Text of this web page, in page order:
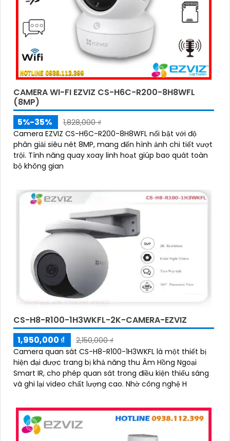
CAMERA WI-FI EZVIZ CS-H6C-R200-8H8WFL
(8MP)
5%-35%
1,828,000 ₫
Camera EZVIZ CS-H6C-R200-8H8WFL nổi bật với độ
phân giải siêu nét 8MP, mang đến hình ảnh chi tiết vượt
trội. Tính năng quay xoay linh hoạt giúp bao quát toàn
bộ không gian
CS-H8-R100-1H3WKFL-2K-CAMERA-EZVIZ
1,950,000 ₫
2,150,000 ₫
Camera quan sát CS-H8-R100-1H3WKFL là một thiết bị
hiện đại được trang bị khả năng thu Âm Hồng Ngoại
Smart IR, cho phép quan sát trong điều kiện thiếu sáng
và ghi lại video chất lượng cao. Nhờ công nghệ H